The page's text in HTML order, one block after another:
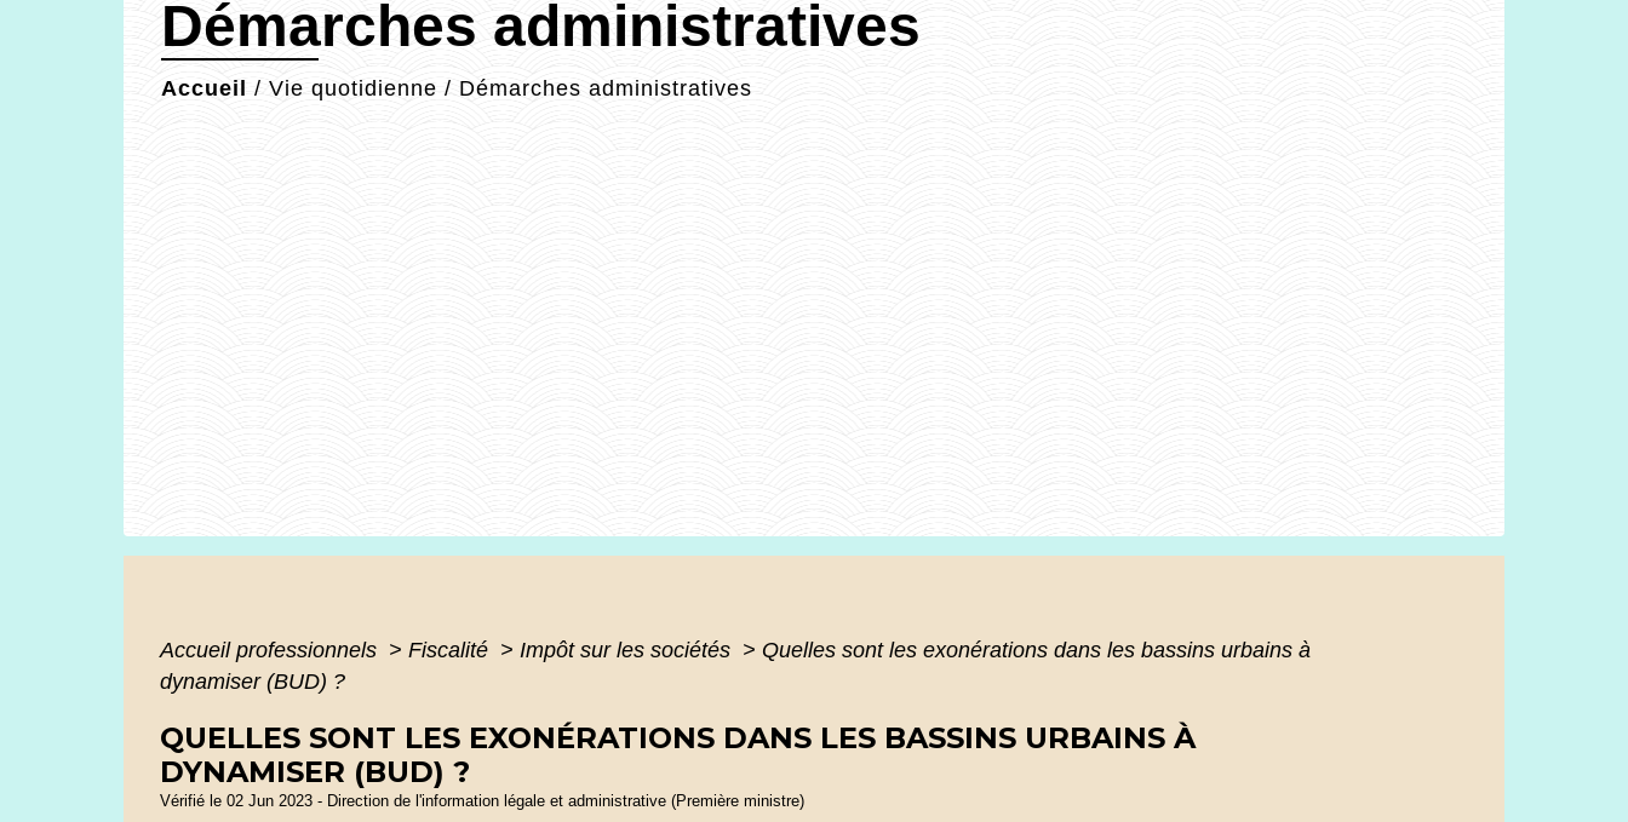
Démarches administratives
Accueil / Vie quotidienne / Démarches administratives
Accueil professionnels > Fiscalité > Impôt sur les sociétés > Quelles sont les exonérations dans les bassins urbains à
dynamiser (BUD) ?
QUELLES SONT LES EXONÉRATIONS DANS LES BASSINS URBAINS À
DYNAMISER (BUD) ?
Vérifié le 02 Jun 2023 - Direction de l'information légale et administrative (Première ministre)